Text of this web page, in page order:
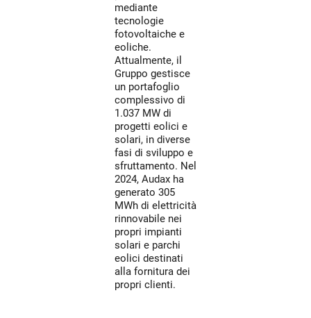
mediante
tecnologie
fotovoltaiche e
eoliche.
Attualmente, il
Gruppo gestisce
un portafoglio
complessivo di
1.037 MW di
progetti eolici e
solari, in diverse
fasi di sviluppo e
sfruttamento. Nel
2024, Audax ha
generato 305
MWh di elettricità
rinnovabile nei
propri impianti
solari e parchi
eolici destinati
alla fornitura dei
propri clienti.